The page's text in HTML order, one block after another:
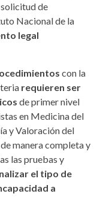
solicitud de
Nacional de la
legal
con la
requieren ser
de primer nivel
en Medicina del
y Valoración del
manera completa y
las pruebas y
el tipo de
a